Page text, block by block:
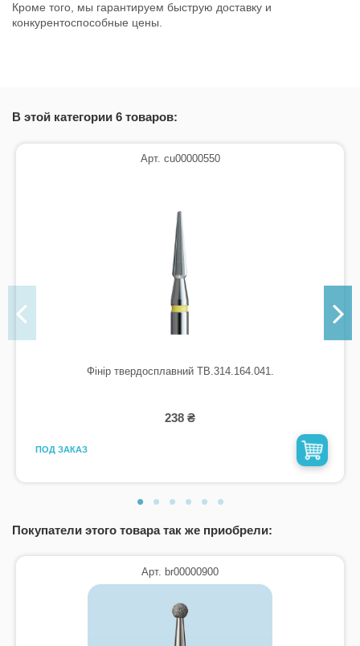
Кроме того, мы гарантируем быструю доставку и
конкурентоспособные цены.
В этой категории 6 товаров:
Арт. cu00000550
Фінір твердосплавний TB.314.164.041.
238 ₴
ПОД ЗАКАЗ
Покупатели этого товара так же приобрели:
Арт. br00000900